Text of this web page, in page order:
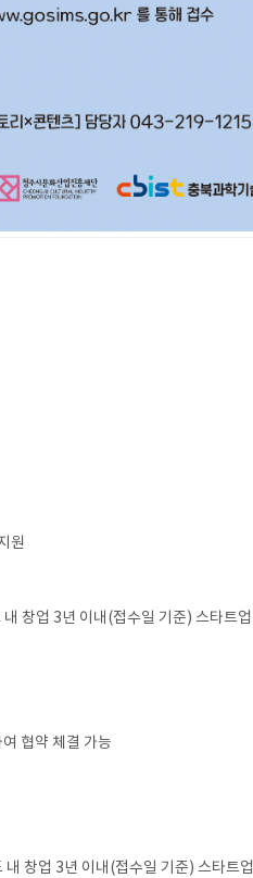
원
창업 3년 이내(접수일 기준) 스타트업
협약 체결 가능
창업 3년 이내(접수일 기준) 스타트업